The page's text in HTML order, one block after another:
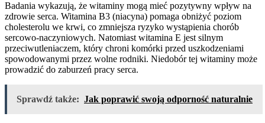
Badania wykazują, że witaminy mogą mieć pozytywny wpływ na
zdrowie serca. Witamina B3 (niacyna) pomaga obniżyć poziom
cholesterolu we krwi, co zmniejsza ryzyko wystąpienia chorób
sercowo-naczyniowych. Natomiast witamina E jest silnym
przeciwutleniaczem, który chroni komórki przed uszkodzeniami
spowodowanymi przez wolne rodniki. Niedobór tej witaminy może
prowadzić do zaburzeń pracy serca.
Sprawdź także: Jak poprawić swoją odporność naturalnie